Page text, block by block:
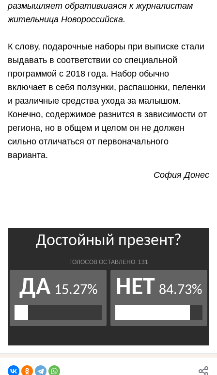
размышляет обратившаяся к журналистам
жительница Новороссийска.
К слову, подарочные наборы при выписке стали
выдавать в соответствии со специальной
программой с 2018 года. Набор обычно
включает в себя ползунки, распашонки, пеленки
и различные средства ухода за малышом.
Конечно, содержимое разнится в зависимости от
региона, но в общем и целом он не должен
сильно отличаться от первоначального
варианта.
София Донес